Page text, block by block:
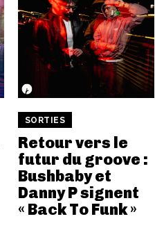
SORTIES
Retour vers le
futur du groove :
Bushbaby et
Danny P signent
« Back To Funk »